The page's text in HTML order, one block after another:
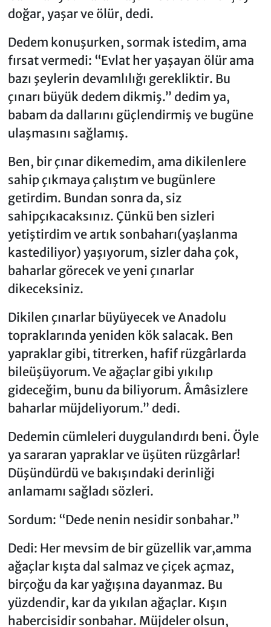
doğar, yaşar ve ölür, dedi.
Dedem konuşurken, sormak istedim, ama
fırsat vermedi: “Evlat her yaşayan ölür ama
bazı şeylerin devamlılığı gerekliktir. Bu
çınarı büyük dedem dikmiş.” dedim ya,
babam da dallarını güçlendirmiş ve bugüne
ulaşmasını sağlamış.
Ben, bir çınar dikemedim, ama dikilenlere
sahip çıkmaya çalıştım ve bugünlere
getirdim. Bundan sonra da, siz
sahipçıkacaksınız. Çünkü ben sizleri
yetiştirdim ve artık sonbaharı(yaşlanma
kastediliyor) yaşıyorum, sizler daha çok,
baharlar görecek ve yeni çınarlar
dikeceksiniz.
Dikilen çınarlar büyüyecek ve Anadolu
topraklarında yeniden kök salacak. Ben
yapraklar gibi, titrerken, hafif rüzgârlarda
bileüşüyorum. Ve ağaçlar gibi yıkılıp
gideceğim, bunu da biliyorum. Âmâsizlere
baharlar müjdeliyorum.” dedi.
Dedemin cümleleri duygulandırdı beni. Öyle
ya sararan yapraklar ve üşüten rüzgârlar!
Düşündürdü ve bakışındaki derinliği
anlamamı sağladı sözleri.
Sordum: “Dede nenin nesidir sonbahar.”
Dedi: Her mevsim de bir güzellik var,amma
ağaçlar kışta dal salmaz ve çiçek açmaz,
birçoğu da kar yağışına dayanmaz. Bu
yüzdendir, kar da yıkılan ağaçlar. Kışın
habercisidir sonbahar. Müjdeler olsun,